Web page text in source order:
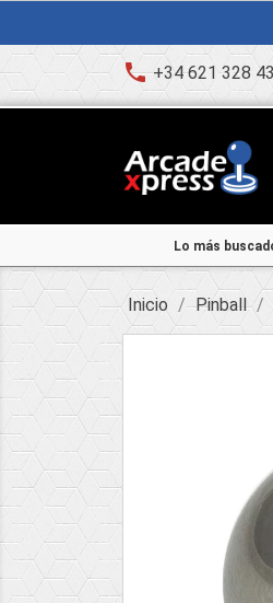
phone +34 621 328
Lo más
Inicio Pinball